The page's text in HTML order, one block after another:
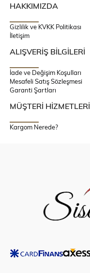
HAKKIMIZDA
Gizlilik ve KVKK Politikası
İletişim
ALIŞVERİŞ BİLGİLERİ
İade ve Değişim Koşulları
Mesafeli Satış Sözleşmesi
Garanti Şartları
MÜŞTERİ HİZMETLERİ
Kargom Nerede?